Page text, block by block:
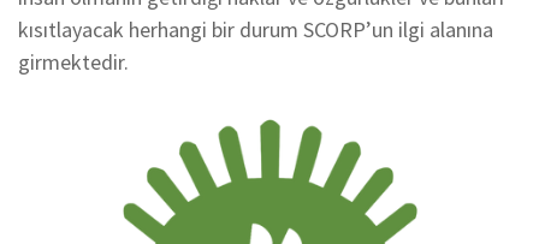
kısıtlayacak herhangi bir durum SCORP’un ilgi alanına
girmektedir.